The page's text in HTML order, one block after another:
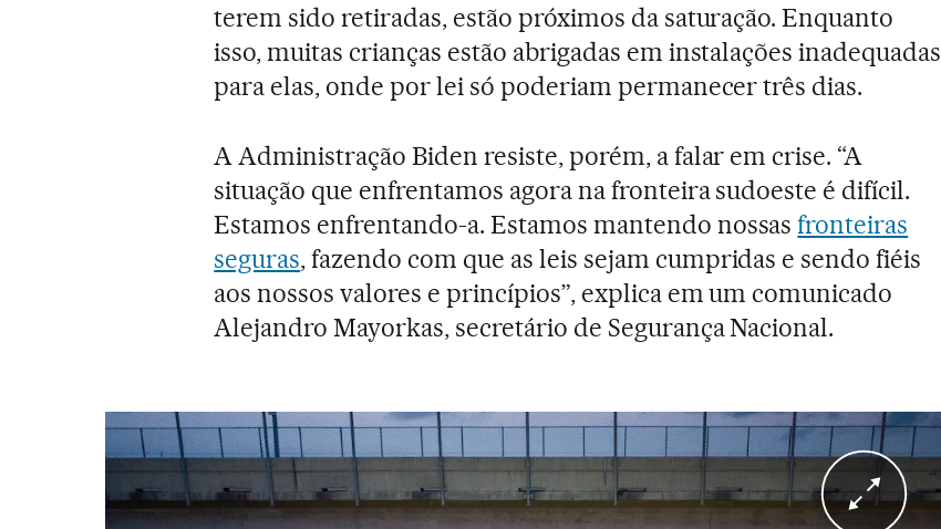
terem sido retiradas, estão próximos da saturação. Enquanto
isso, muitas crianças estão abrigadas em instalações inadequadas
para elas, onde por lei só poderiam permanecer três dias.
A Administração Biden resiste, porém, a falar em crise. “A
situação que enfrentamos agora na fronteira sudoeste é difícil.
Estamos enfrentando-a. Estamos mantendo nossasfronteiras
seguras, fazendo com que as leis sejam cumpridas e sendo fiéis
aos nossos valores e princípios”, explica em um comunicado
Alejandro Mayorkas, secretário de Segurança Nacional.